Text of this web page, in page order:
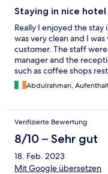
Staying in nice hotel
Really I enjoyed the
was very clean and I
customer. The staff
manager and the
such as coffee shops
inshalla another time I
am alone
Abdulrahman,
Verifizierte Bewertung
8/10 – Sehr gut
18. Feb. 2023
Mit Google übersetzen